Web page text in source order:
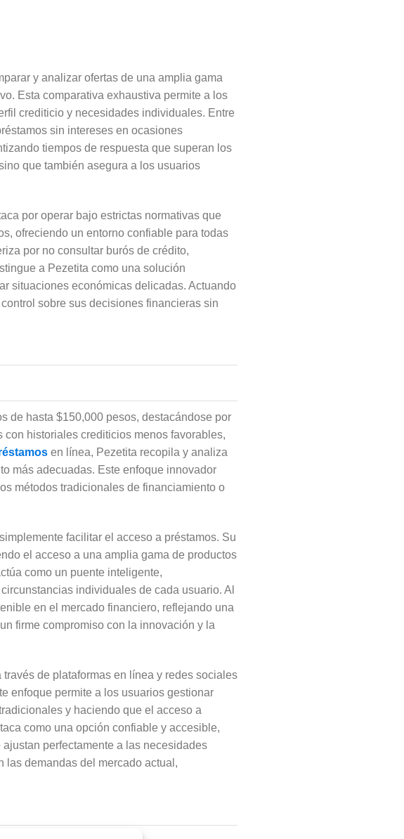
y analizar ofertas de una amplia gama
Esta comparativa exhaustiva permite a los
crediticio y necesidades individuales. Entre
sin intereses en ocasiones
tiempos de respuesta que superan los
que también asegura a los usuarios
por operar bajo estrictas normativas que
ofreciendo un entorno confiable para todas
por no consultar burós de crédito,
a Pezetita como una solución
situaciones económicas delicadas. Actuando
sobre sus decisiones financieras sin
de hasta $150,000 pesos, destacándose por
historiales crediticios menos favorables,
en línea, Pezetita recopila y analiza
más adecuadas. Este enfoque innovador
métodos tradicionales de financiamiento o
facilitar el acceso a préstamos. Su
el acceso a una amplia gama de productos
como un puente inteligente,
individuales de cada usuario. Al
en el mercado financiero, reflejando una
firme compromiso con la innovación y la
de plataformas en línea y redes sociales
enfoque permite a los usuarios gestionar
y haciendo que el acceso a
como una opción confiable y accesible,
perfectamente a las necesidades
demandas del mercado actual,